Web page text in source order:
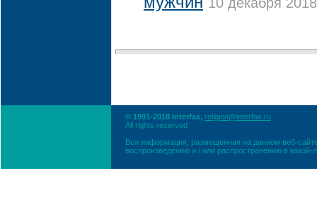
© 1991-2018 Interfax, religion@interfax.ru
All rights reserved
Вся информация, размещенная на данном веб-
воспроизведению и / или распространению в